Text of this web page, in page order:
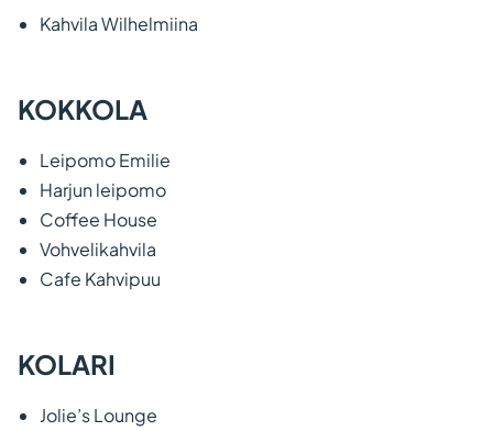
Kahvila Wilhelmiina
KOKKOLA
Leipomo Emilie
Harjun leipomo
Coffee House
Vohvelikahvila
Cafe Kahvipuu
KOLARI
Jolie’s Lounge